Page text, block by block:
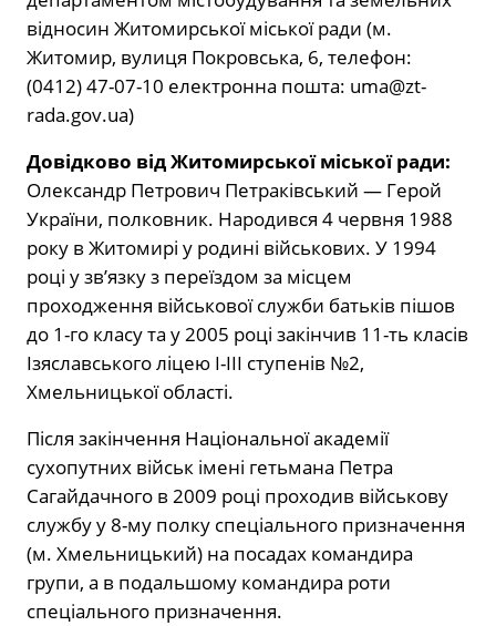
відносин Житомирської міської ради (м.
Житомир, вулиця Покровська, 6, телефон:
(0412) 47-07-10 електронна пошта: uma@zt-
rada.gov.ua)
Довідково від Житомирської міської ради:
Олександр Петрович Петраківський — Герой
України, полковник. Народився 4 червня 1988
року в Житомирі у родині військових. У 1994
році у зв’язку з переїздом за місцем
проходження військової служби батьків пішов
до 1-го класу та у 2005 році закінчив 11-ть класів
Ізяславського ліцею І-ІІІ ступенів №2,
Хмельницької області.
Після закінчення Національної академії
сухопутних військ імені гетьмана Петра
Сагайдачного в 2009 році проходив військову
службу у 8-му полку спеціального призначення
(м. Хмельницький) на посадах командира
групи, а в подальшому командира роти
спеціального призначення.